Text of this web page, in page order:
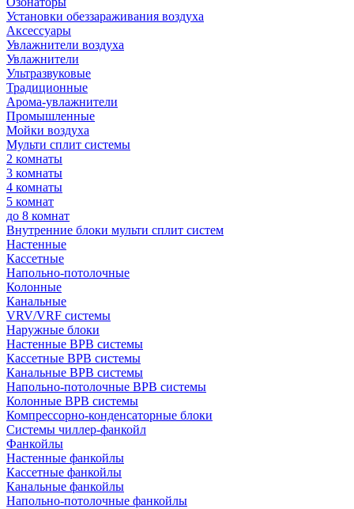
Установки обеззараживания воздуха
Аксессуары
Увлажнители воздуха
Увлажнители
Ультразвуковые
Традиционные
Арома-увлажнители
Промышленные
Мойки воздуха
Мульти сплит системы
2 комнаты
3 комнаты
4 комнаты
5 комнат
до 8 комнат
Внутренние блоки мульти сплит систем
Настенные
Кассетные
Напольно-потолочные
Колонные
Канальные
VRV/VRF системы
Наружные блоки
Настенные ВРВ системы
Кассетные ВРВ системы
Канальные ВРВ системы
Напольно-потолочные ВРВ системы
Колонные ВРВ системы
Компрессорно-конденсаторные блоки
Системы чиллер-фанкойл
Фанкойлы
Настенные фанкойлы
Кассетные фанкойлы
Канальные фанкойлы
Напольно-потолочные фанкойлы